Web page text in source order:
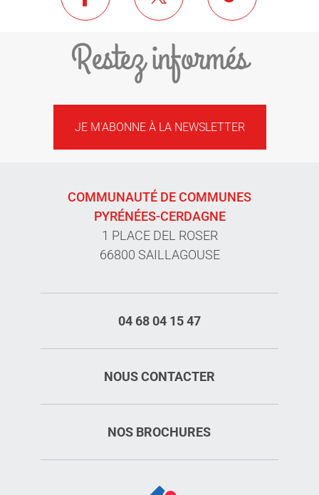
Restez informés
JE M'ABONNE À LA NEWSLETTER
COMMUNAUTÉ DE COMMUNES
PYRÉNÉES-CERDAGNE
1 PLACE DEL ROSER
66800 SAILLAGOUSE
04 68 04 15 47
NOUS CONTACTER
NOS BROCHURES